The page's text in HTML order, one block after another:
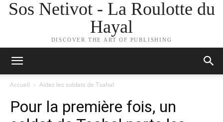
Sos Netivot - La Roulotte du
Hayal
DISCOVER THE ART OF PUBLISHING
Accueil Aidez les soldats de Tsahal
Pour la première fois, un